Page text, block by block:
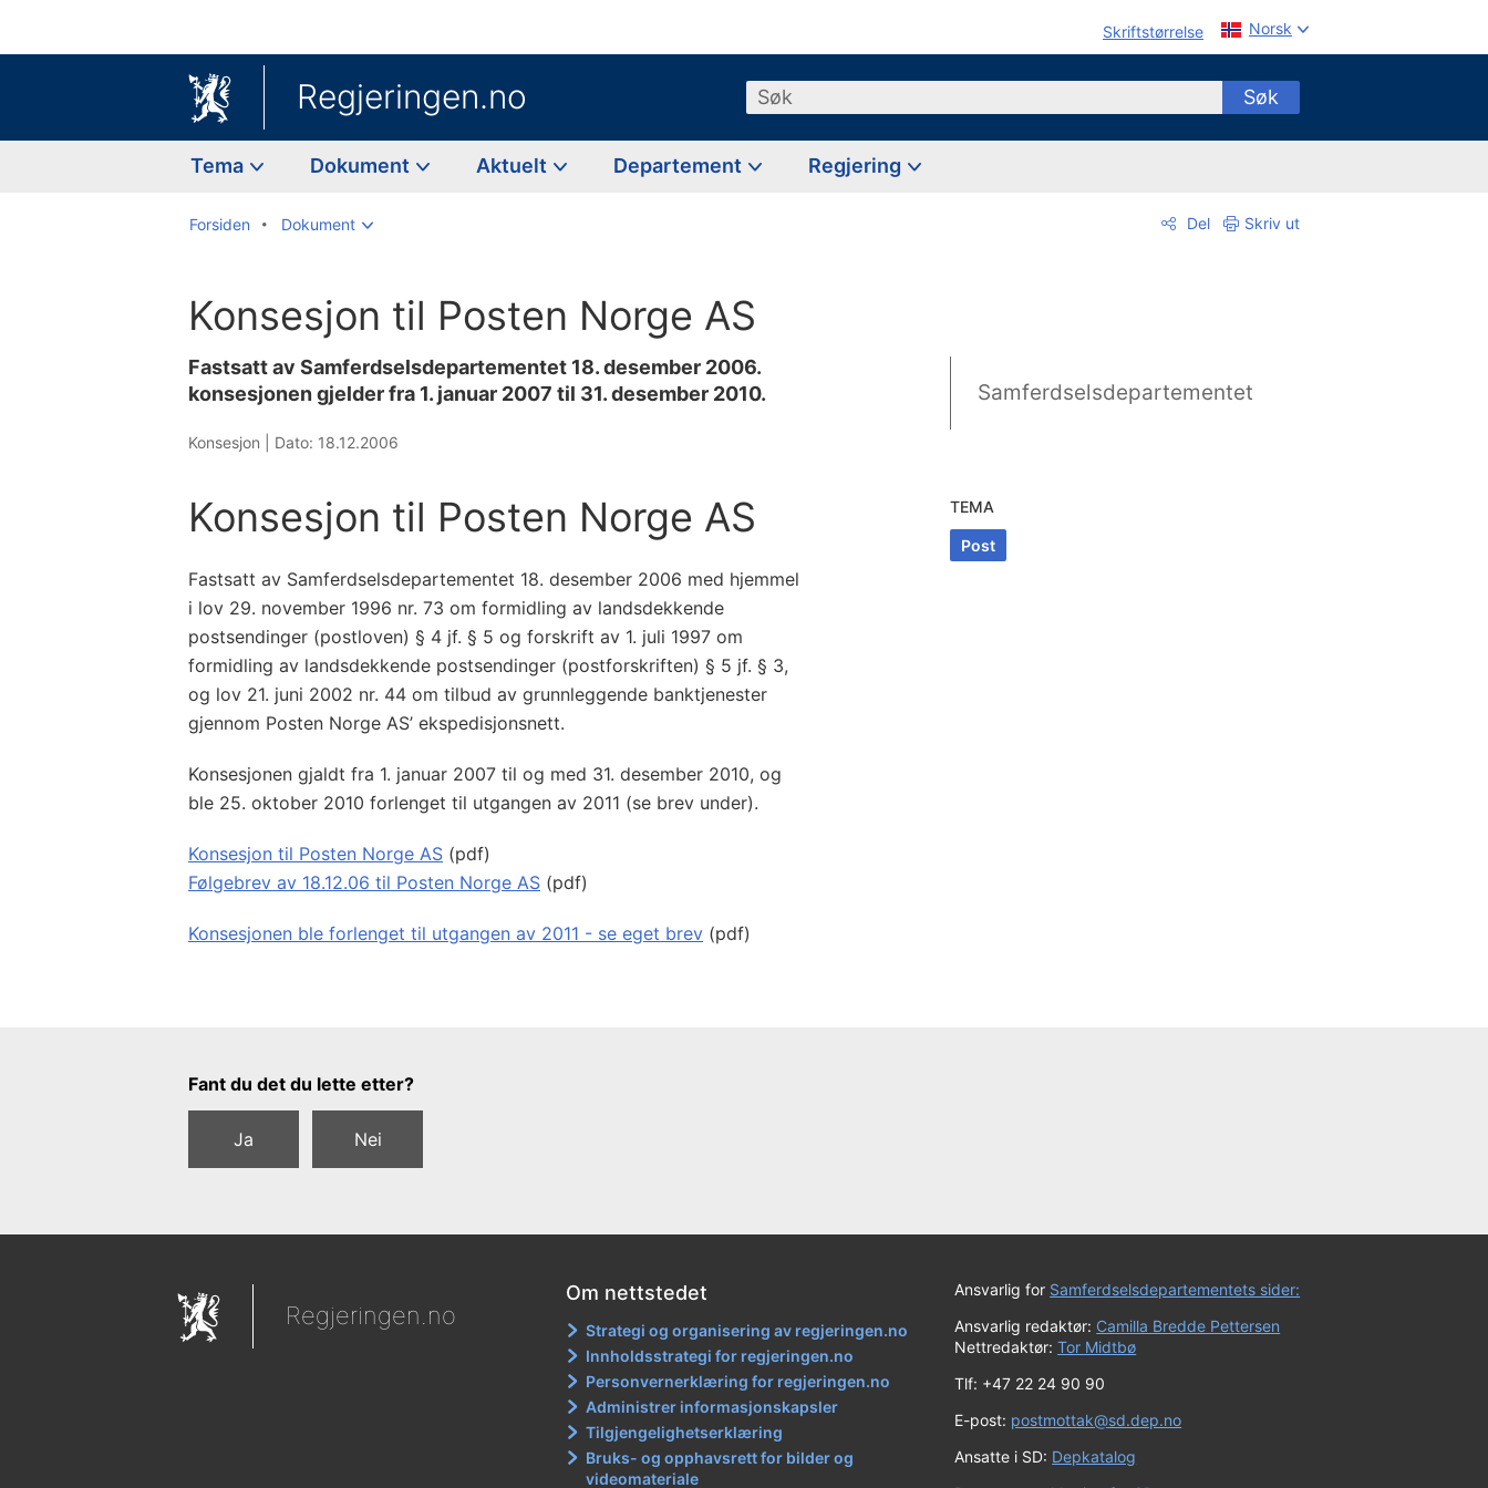
Skriftstørrelse Norsk
Regjeringen.no Søk Søk
Tema Dokument Aktuelt Departement Regjering
Forsiden Dokument Del Skriv ut
Konsesjon til Posten Norge AS
Fastsatt av Samferdselsdepartementet 18. desember 2006.
konsesjonen gjelder fra 1. januar 2007 til 31. desember 2010.
Konsesjon | Dato: 18.12.2006
Konsesjon til Posten Norge AS
Fastsatt av Samferdselsdepartementet 18. desember 2006 med hjemmel
i lov 29. november 1996 nr. 73 om formidling av landsdekkende
postsendinger (postloven) § 4 jf. § 5 og forskrift av 1. juli 1997 om
formidling av landsdekkende postsendinger (postforskriften) § 5 jf. § 3,
og lov 21. juni 2002 nr. 44 om tilbud av grunnleggende banktjenester
gjennom Posten Norge AS’ ekspedisjonsnett.
Konsesjonen gjaldt fra 1. januar 2007 til og med 31. desember 2010, og
ble 25. oktober 2010 forlenget til utgangen av 2011 (se brev under).
Konsesjon til Posten Norge AS (pdf)
Følgebrev av 18.12.06 til Posten Norge AS (pdf)
Konsesjonen ble forlenget til utgangen av 2011 - se eget brev (pdf)
Samferdselsdepartementet
TEMA
Post
Tilbakemeldingsskjema
Fant du det du lette etter?
Ja Nei
Regjeringen.no
Om nettstedet
Strategi og organisering av regjeringen.no
Innholdsstrategi for regjeringen.no
Personvernerklæring for regjeringen.no
Administrer informasjonskapsler
Tilgjengelighetserklæring
Bruks- og opphavsrett for bilder og
videomateriale
Ansvarlig for Samferdselsdepartementets sider:
Ansvarlig redaktør: Camilla Bredde Pettersen
Nettredaktør:Tor Midtbø
Tlf: +47 22 24 90 90
E-post: postmottak@sd.dep.no
Ansatte i SD: Depkatalog